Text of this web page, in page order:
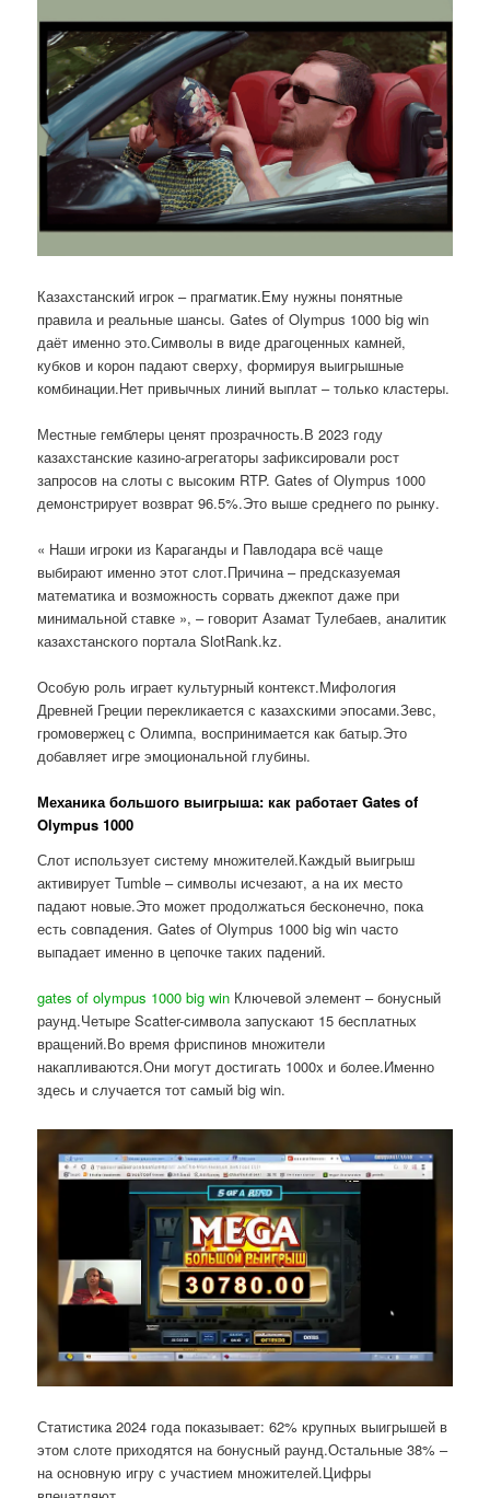
Казахстанский игрок – прагматик.Ему нужны понятные
правила и реальные шансы. Gates of Olympus 1000 big win
даёт именно это.Символы в виде драгоценных камней,
кубков и корон падают сверху, формируя выигрышные
комбинации.Нет привычных линий выплат – только кластеры.
Местные гемблеры ценят прозрачность.В 2023 году
казахстанские казино-агрегаторы зафиксировали рост
запросов на слоты с высоким RTP. Gates of Olympus 1000
демонстрирует возврат 96.5%.Это выше среднего по рынку.
« Наши игроки из Караганды и Павлодара всё чаще
выбирают именно этот слот.Причина – предсказуемая
математика и возможность сорвать джекпот даже при
минимальной ставке », – говорит Азамат Тулебаев, аналитик
казахстанского портала SlotRank.kz.
Особую роль играет культурный контекст.Мифология
Древней Греции перекликается с казахскими эпосами.Зевс,
громовержец с Олимпа, воспринимается как батыр.Это
добавляет игре эмоциональной глубины.
Механика большого выигрыша: как работает Gates of
Olympus 1000
Слот использует систему множителей.Каждый выигрыш
активирует Tumble – символы исчезают, а на их место
падают новые.Это может продолжаться бесконечно, пока
есть совпадения. Gates of Olympus 1000 big win часто
выпадает именно в цепочке таких падений.
gates of olympus 1000 big win Ключевой элемент – бонусный
раунд.Четыре Scatter-символа запускают 15 бесплатных
вращений.Во время фриспинов множители
накапливаются.Они могут достигать 1000x и более.Именно
здесь и случается тот самый big win.
Статистика 2024 года показывает: 62% крупных выигрышей в
этом слоте приходятся на бонусный раунд.Остальные 38% –
на основную игру с участием множителей.Цифры